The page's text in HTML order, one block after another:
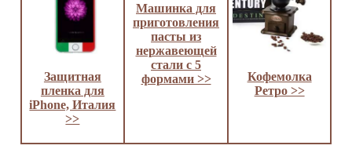
Защитная
пленка для
iPhone, Италия
>>
Машинка для
приготовления
пасты из
нержавеющей
стали с 5
формами >>
Кофемолка
Ретро >>